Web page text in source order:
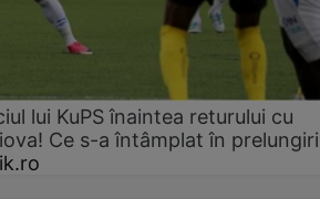
lui KuPS înaintea returului cu
Ce s-a întâmplat în